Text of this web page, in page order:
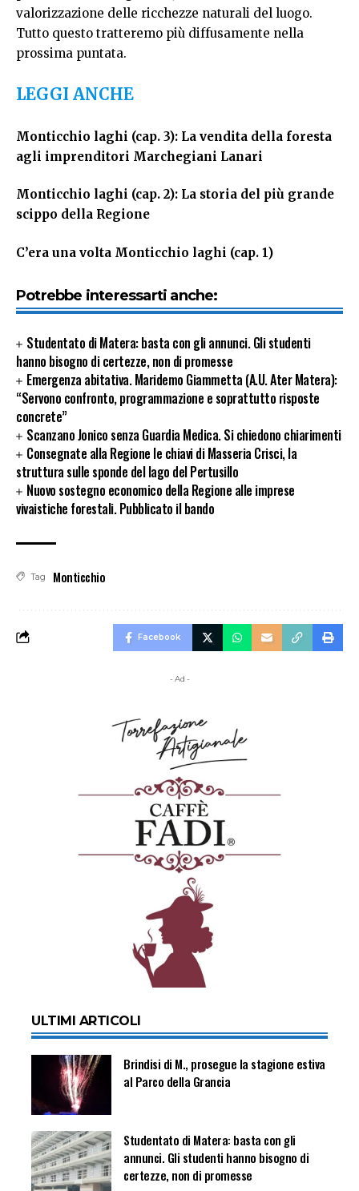
valorizzazione delle ricchezze naturali del luogo.
Tutto questo tratteremo più diffusamente nella
prossima puntata.
LEGGI ANCHE
Monticchio laghi (cap. 3): La vendita della foresta
agli imprenditori Marchegiani Lanari
Monticchio laghi (cap. 2): La storia del più grande
scippo della Regione
C’era una volta Monticchio laghi (cap. 1)
Potrebbe interessarti anche:
Studentato di Matera: basta con gli annunci. Gli studenti
hanno bisogno di certezze, non di promesse
Emergenza abitativa. Maridemo Giammetta (A.U. Ater Matera):
“Servono confronto, programmazione e soprattutto risposte
concrete”
Scanzano Jonico senza Guardia Medica. Si chiedono chiarimenti
Consegnate alla Regione le chiavi di Masseria Crisci, la
struttura sulle sponde del lago del Pertusillo
Nuovo sostegno economico della Regione alle imprese
vivaistiche forestali. Pubblicato il bando
Tag Monticchio
Facebook
- Ad -
ULTIMI ARTICOLI
Brindisi di M., prosegue la stagione estiva
al Parco della Grancia
Studentato di Matera: basta con gli
annunci. Gli studenti hanno bisogno di
certezze, non di promesse